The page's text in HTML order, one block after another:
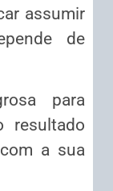
assumir
de
para
resultado
a sua